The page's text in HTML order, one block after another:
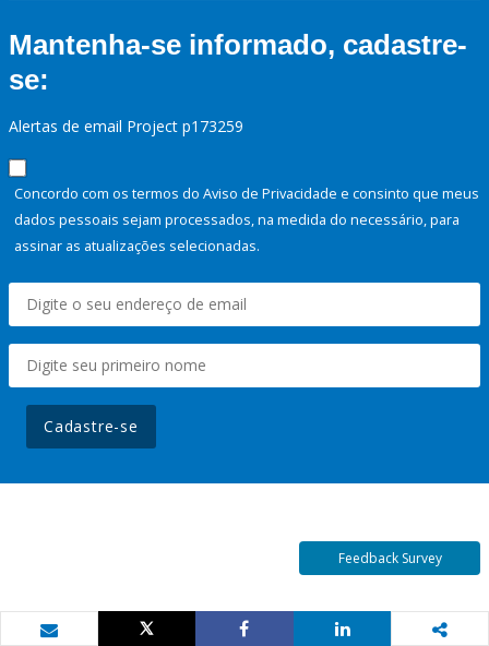
Mantenha-se informado, cadastre-
se:
Alertas de email Project p173259
Concordo com os termos do Aviso de Privacidade e consinto que meus
dados pessoais sejam processados, na medida do necessário, para
assinar as atualizações selecionadas.
Cadastre-se
Feedback Survey